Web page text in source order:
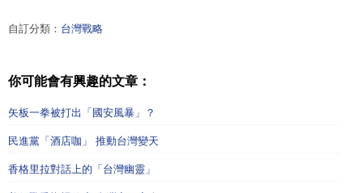
自訂分類： 台灣戰略
你可能會有興趣的文章：
矢板一拳被打出「國安風暴」？
民進黨「酒店咖」 推動台灣變天
香格里拉對話上的「台灣幽靈」